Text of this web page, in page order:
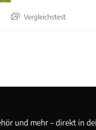
Vergleichstest
und mehr – direkt in